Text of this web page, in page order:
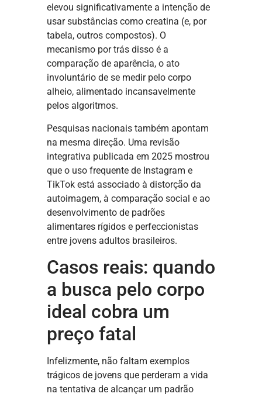
elevou significativamente a intenção de
usar substâncias como creatina (e, por
tabela, outros compostos). O
mecanismo por trás disso é a
comparação de aparência, o ato
involuntário de se medir pelo corpo
alheio, alimentado incansavelmente
pelos algoritmos.
Pesquisas nacionais também apontam
na mesma direção. Uma revisão
integrativa publicada em 2025 mostrou
que o uso frequente de Instagram e
TikTok está associado à distorção da
autoimagem, à comparação social e ao
desenvolvimento de padrões
alimentares rígidos e perfeccionistas
entre jovens adultos brasileiros.
Casos reais: quando
a busca pelo corpo
ideal cobra um
preço fatal
Infelizmente, não faltam exemplos
trágicos de jovens que perderam a vida
na tentativa de alcançar um padrão